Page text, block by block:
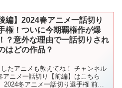
後編】2024春アニメ一話切り
権！ついに今期覇権作が爆
？意外な理由で一話切りされ
はどの作品？
たアニメも教えてね！ チャンネル
ニメ一話切り【前編】はこちら
2024冬アニメ一話切り選手権 前